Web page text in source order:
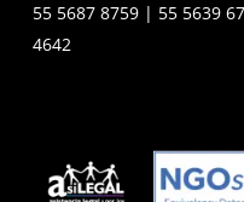
55 5687 8759 | 55 5639
4642